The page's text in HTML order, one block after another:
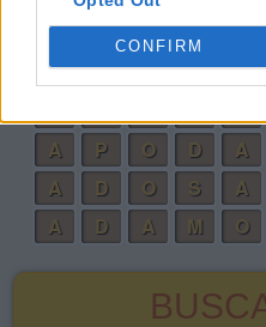
CONFIRM
A
S O M
A
A
M A D
O
A
P O D
A
A
D O S
A
A
D A M O